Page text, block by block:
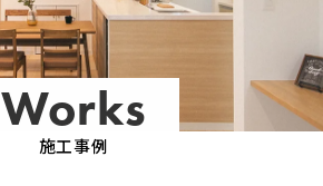
Works
施工事例